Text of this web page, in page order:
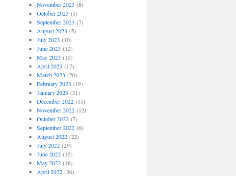
November 2023 (8)
October 2023 (1)
September 2023 (7)
August 2023 (5)
July 2023 (10)
June 2023 (12)
May 2023 (15)
April 2023 (17)
March 2023 (20)
February 2023 (19)
January 2023 (31)
December 2022(11)
November 2022(12)
October 2022(7)
September 2022(6)
August 2022(22)
July 2022(29)
June 2022(15)
May 2022(46)
April 2022(36)